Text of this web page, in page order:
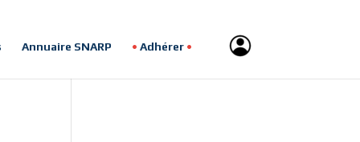
Annuaire SNARP Adhérer